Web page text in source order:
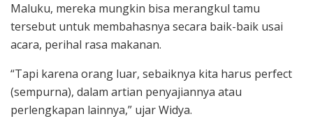
Maluku, mereka mungkin bisa merangkul tamu
tersebut untuk membahasnya secara baik-baik usai
acara, perihal rasa makanan.
“Tapi karena orang luar, sebaiknya kita harus perfect
(sempurna), dalam artian penyajiannya atau
perlengkapan lainnya,” ujar Widya.